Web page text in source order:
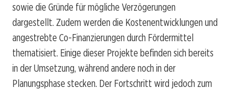
sowie die Gründe für mögliche Verzögerungen
dargestellt. Zudem werden die Kostenentwicklungen und
angestrebte Co-Finanzierungen durch Fördermittel
thematisiert. Einige dieser Projekte befinden sich bereits
in der Umsetzung, während andere noch in der
Planungsphase stecken. Der Fortschritt wird jedoch zum